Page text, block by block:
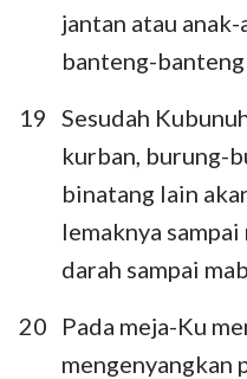
8
9 10
15
16 17
22
23 24
29
30 31
36
37 38
jantan atau
banteng-banteng
19 Sesudah
kurban, burung-
binatang lain
lemaknya
darah sampai
20
Pada meja-Ku
mengenyangkan